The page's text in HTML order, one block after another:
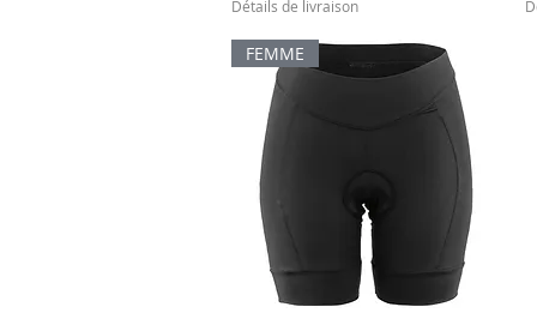
Détails de livraison
FEMME